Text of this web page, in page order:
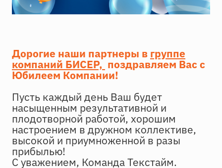
Дорогие наши партнеры в группе
компаний БИСЕР, поздравляем Вас с
Юбилеем Компании!
Пусть каждый день Ваш будет
насыщенным результативной и
плодотворной работой, хорошим
настроением в дружном коллективе,
высокой и приумноженной в разы
прибылью!
С уважением, Команда Текстайм.